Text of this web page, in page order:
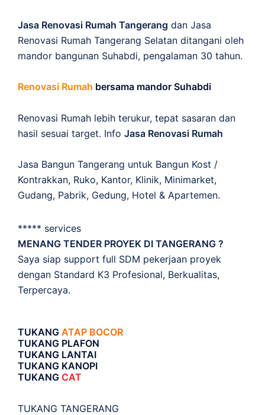
Jasa Renovasi Rumah Tangerang dan Jasa
Renovasi Rumah Tangerang Selatan ditangani oleh
mandor bangunan Suhabdi, pengalaman 30 tahun.
Renovasi Rumah bersama mandor Suhabdi
Renovasi Rumah lebih terukur, tepat sasaran dan
hasil sesuai target. Info Jasa Renovasi Rumah
Jasa Bangun Tangerang untuk Bangun Kost /
Kontrakkan, Ruko, Kantor, Klinik, Minimarket,
Gudang, Pabrik, Gedung, Hotel & Apartemen.
***** services
MENANG TENDER PROYEK DI TANGERANG ?
Saya siap support full SDM pekerjaan proyek
dengan Standard K3 Profesional, Berkualitas,
Terpercaya.
TUKANG ATAP BOCOR
TUKANG PLAFON
TUKANG LANTAI
TUKANG KANOPI
TUKANG CAT
TUKANG TANGERANG